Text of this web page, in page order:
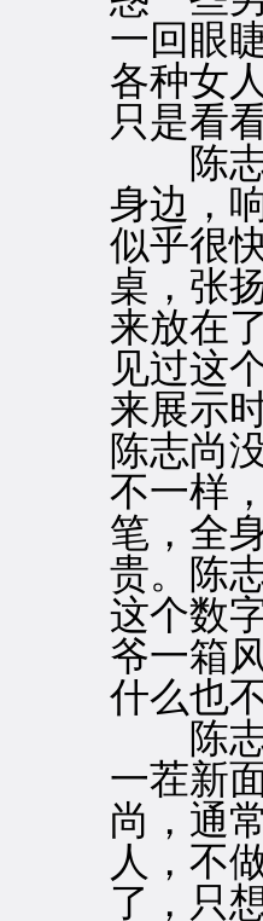
一回眼
各种女
只是看
陈志
身边，
似乎很
桌，张
来放在
见过这
来展示
陈志尚
不一样
笔，全
贵。陈
这个数
爷一箱
什么也
陈志
一茬新
尚，通
人，不
了，只